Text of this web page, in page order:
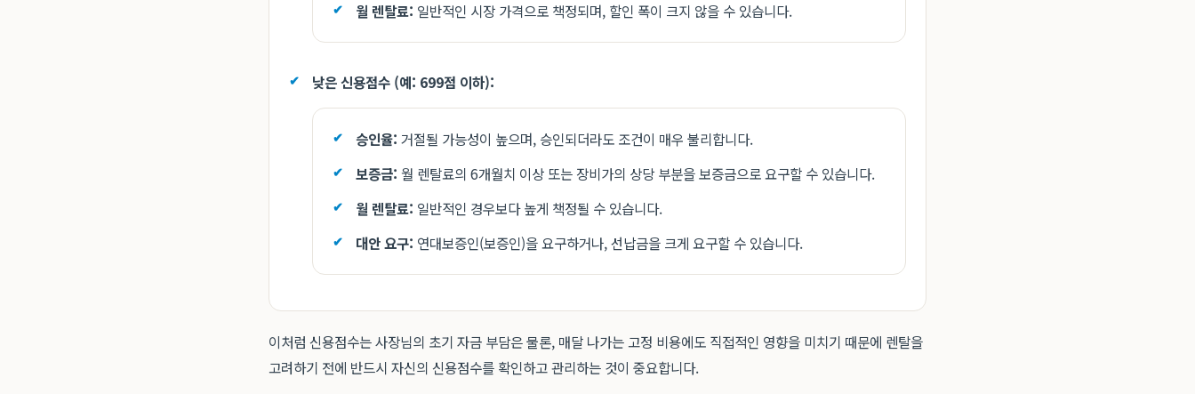
월 렌탈료: 일반적인 시장 가격으로 책정되며, 할인 폭이 크지 않을 수 있습니다.
낮은 신용점수 (예: 699점 이하):
승인율: 거절될 가능성이 높으며, 승인되더라도 조건이 매우 불리합니다.
보증금: 월 렌탈료의 6개월치 이상 또는 장비가의 상당 부분을 보증금으로 요구할 수 있습니다.
월 렌탈료: 일반적인 경우보다 높게 책정될 수 있습니다.
대안 요구: 연대보증인(보증인)을 요구하거나, 선납금을 크게 요구할 수 있습니다.
이처럼 신용점수는 사장님의 초기 자금 부담은 물론, 매달 나가는 고정 비용에도 직접적인 영향을 미치기 때문에 렌탈을
고려하기 전에 반드시 자신의 신용점수를 확인하고 관리하는 것이 중요합니다.